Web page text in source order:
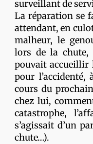
surveillant de
La réparation se
attendant, en
malheur, le
lors de la chute,
pouvait accueillir
pour
cours du
chez lui,
catastrophe,
s’agissait d’un
chute…).